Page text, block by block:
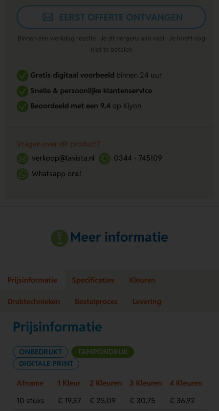
EERST OFFERTE ONTVANGEN
Binnen één werkdag reactie · Je zit nergens aan vast · Je hoeft nog
niet te betalen
Gratis digitaal voorbeeldbinnen 24 uur
Snelle & persoonlijke klantenservice
Beoordeeld met een 9,4op Kiyoh
Vragen over dit product?
verkoop@lavista.nl
0344 - 745109
Whatsapp ons!
Meer informatie
Prijsinformatie Specificaties Kleuren
Druktechnieken Bestelproces Levering
Prijsinformatie
ONBEDRUKT
TAMPONDRUK
DIGITALE PRINT
Afname 1 Kleur 2 Kleuren 3 Kleuren
4 Kleuren
10 stuks
€ 19,37 € 25,09 € 30,75 € 36,92